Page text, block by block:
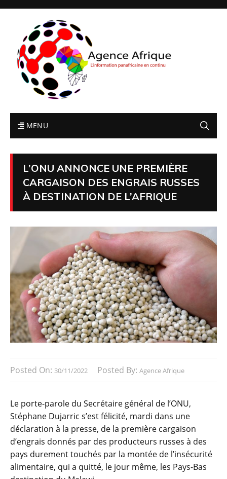
MENU
L’ONU ANNONCE UNE PREMIÈRE
CARGAISON DES ENGRAIS RUSSES
À DESTINATION DE L’AFRIQUE
Posted On: 30/11/2022 Posted By: Agence Afrique
Le porte-parole du Secrétaire général de l’ONU,
Stéphane Dujarric s’est félicité, mardi dans une
déclaration à la presse, de la première cargaison
d’engrais donnés par des producteurs russes à des
pays durement touchés par la montée de l’insécurité
alimentaire, qui a quitté, le jour même, les Pays-Bas